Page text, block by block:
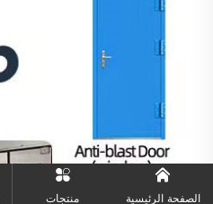
الصفحة الرئيسية منتجات